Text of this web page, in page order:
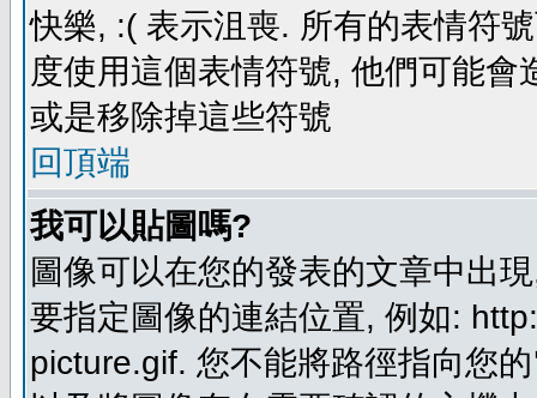
快樂, :( 表示沮喪. 所有的表情符
度使用這個表情符號, 他們可能
或是移除掉這些符號
回頂端
我可以貼圖嗎?
圖像可以在您的發表的文章中出
要指定圖像的連結位置, 例如:
picture.gif. 您不能將路徑指向您